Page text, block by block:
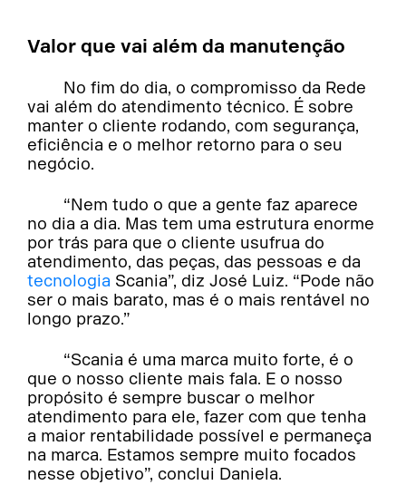
Valor que vai além da manutenção
No fim do dia, o compromisso da Rede
vai além do atendimento técnico. É sobre
manter o cliente rodando, com segurança,
eficiência e o melhor retorno para o seu
negócio.
“Nem tudo o que a gente faz aparece
no dia a dia. Mas tem uma estrutura enorme
por trás para que o cliente usufrua do
atendimento, das peças, das pessoas e da
tecnologia Scania”, diz José Luiz. “Pode não
ser o mais barato, mas é o mais rentável no
longo prazo.”
“Scania é uma marca muito forte, é o
que o nosso cliente mais fala. E o nosso
propósito é sempre buscar o melhor
atendimento para ele, fazer com que tenha
a maior rentabilidade possível e permaneça
na marca. Estamos sempre muito focados
nesse objetivo”, conclui Daniela.